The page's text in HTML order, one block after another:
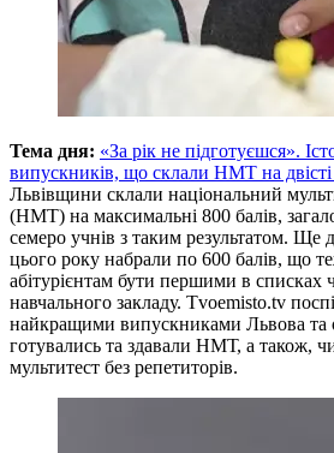
Тема дня: «За рік не підготуєшся».
випускників, що склали НМТ на двісті
Львівщини склали національний
(НМТ) на максимальні 800 балів,
семеро учнів з таким результатом. Ще
цього року набрали по 600 балів, що
абітурієнтам бути першими в
навчального закладу. Тvoemisto.tv
найкращими випускниками Львова та
готувались та здавали НМТ, а також,
мультитест без репетиторів.